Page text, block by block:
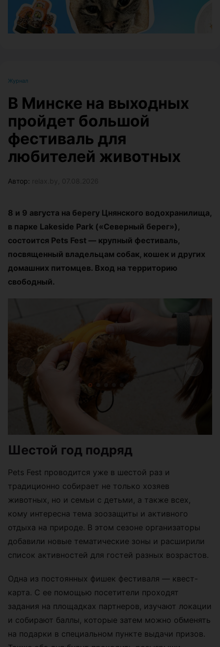
Журнал
В Минске на выходных
пройдет большой
фестиваль для
любителей животных
Автор:
8 и 9 августа на берегу Цнянского водохранилища,
в парке Lakeside Park («Северный берег»),
состоится Pets Fest — крупный фестиваль,
посвященный владельцам собак, кошек и других
домашних питомцев. Вход на территорию
свободный.
Шестой год подряд
Pets Fest проводится уже в шестой раз и
традиционно собирает не только хозяев
животных, но и семьи с детьми, а также всех,
кому интересна тема зоозащиты и активного
отдыха на природе. В этом сезоне организаторы
добавили новые тематические зоны и расширили
список активностей для гостей разных возрастов.
Одна из постоянных фишек фестиваля — квест-
карта. С ее помощью посетители проходят
задания на площадках партнеров, изучают локации
и собирают баллы, которые затем можно обменять
на подарки в специальном пункте выдачи призов.